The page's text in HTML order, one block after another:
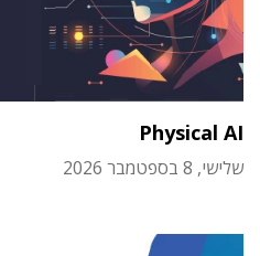
Physical AI
שלישי, 8 בספטמבר 2026